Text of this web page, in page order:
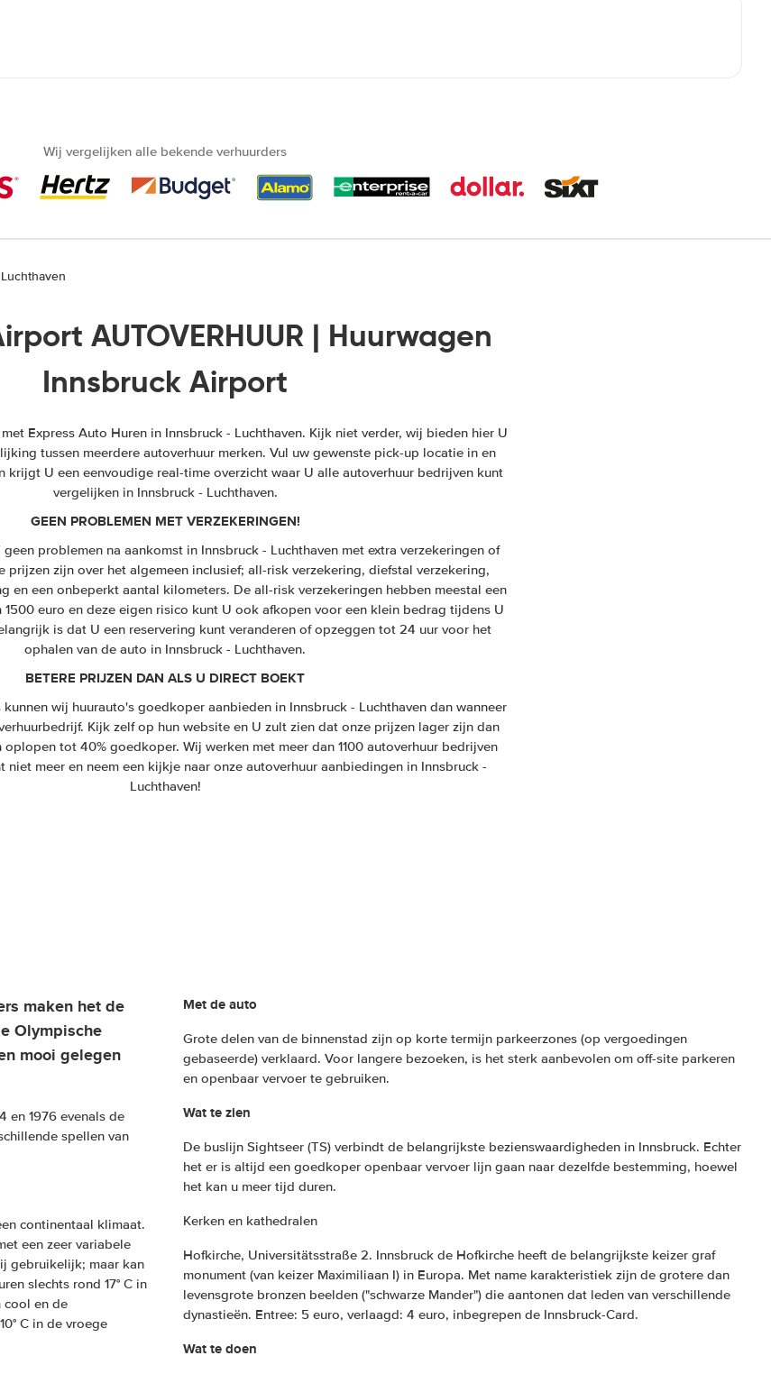
Wij vergelijken alle bekende verhuurders
AUTOVERHUUR | Huurwagen
Innsbruck Airport
Express Auto Huren in Innsbruck - Luchthaven. Kijk niet verder, wij bieden hier U
tussen meerdere autoverhuur merken. Vul uw gewenste pick-up locatie in en
krijgt U een eenvoudige real-time overzicht waar U alle autoverhuur bedrijven kunt
vergelijken in Innsbruck - Luchthaven.
GEEN PROBLEMEN MET VERZEKERINGEN!
problemen na aankomst in Innsbruck - Luchthaven met extra verzekeringen of
prijzen zijn over het algemeen inclusief; all-risk verzekering, diefstal verzekering,
en een onbeperkt aantal kilometers. De all-risk verzekeringen hebben meestal een
euro en deze eigen risico kunt U ook afkopen voor een klein bedrag tijdens U
is dat U een reservering kunt veranderen of opzeggen tot 24 uur voor het
ophalen van de auto in Innsbruck - Luchthaven.
BETERE PRIJZEN DAN ALS U DIRECT BOEKT
wij huurauto's goedkoper aanbieden in Innsbruck - Luchthaven dan wanneer
Kijk zelf op hun website en U zult zien dat onze prijzen lager zijn dan
tot 40% goedkoper. Wij werken met meer dan 1100 autoverhuur bedrijven
niet meer en neem een kijkje naar onze autoverhuur aanbiedingen in Innsbruck -
Luchthaven!
maken het de
Olympische
mooi gelegen
en 1976 evenals de
spellen van
continentaal klimaat.
een zeer variabele
gebruikelijk; maar kan
slechts rond 17° C in
cool en de
C in de vroege
Met de auto
Grote delen van de binnenstad zijn op korte termijn parkeerzones (op vergoedingen
gebaseerde) verklaard. Voor langere bezoeken, is het sterk aanbevolen om off-site parkeren
en openbaar vervoer te gebruiken.
Wat te zien
De buslijn Sightseer (TS) verbindt de belangrijkste bezienswaardigheden in Innsbruck. Echter
het er is altijd een goedkoper openbaar vervoer lijn gaan naar dezelfde bestemming, hoewel
het kan u meer tijd duren.
Kerken en kathedralen
Hofkirche, Universitätsstraße 2. Innsbruck de Hofkirche heeft de belangrijkste keizer graf
monument (van keizer Maximiliaan I) in Europa. Met name karakteristiek zijn de grotere dan
levensgrote bronzen beelden ("schwarze Mander") die aantonen dat leden van verschillende
dynastieën. Entree: 5 euro, verlaagd: 4 euro, inbegrepen de Innsbruck-Card.
Wat te doen